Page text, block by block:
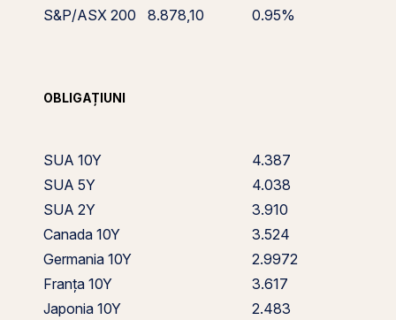
S&P/ASX 200
8.878,10 0.95%
OBLIGAȚIUNI
SUA 10Y
4.387
SUA 5Y
4.038
SUA 2Y
3.910
Canada 10Y
3.524
Germania 10Y
2.9972
Franța 10Y
3.617
Japonia 10Y
2.483